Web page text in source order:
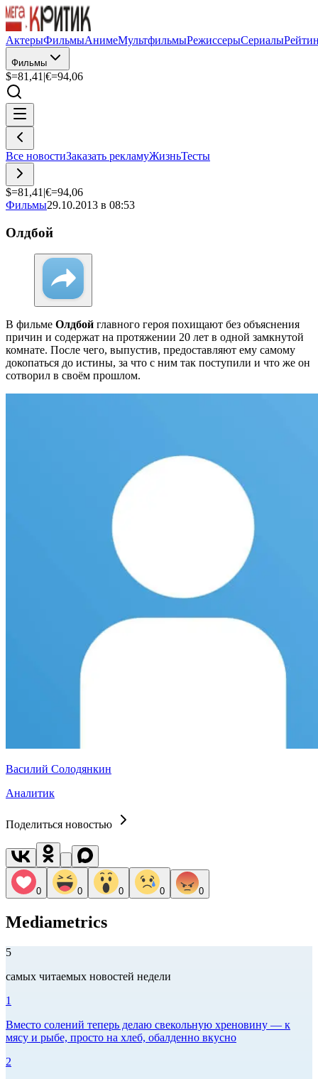
АктерыФильмыАнимеМультфильмыРежиссерыСериалы
Фильмы
$=81,41 |€=94,06
Все новостиЗаказать рекламуЖизньТесты
$=81,41 |€=94,06
Фильмы29.10.2013 в 08:53
Олдбой
В фильме Олдбой главного героя похищают без объяснения
причин и содержат на протяжении 20 лет в одной замкнутой
комнате. После чего, выпустив, предоставляют ему самому
докопаться до истины, за что с ним так поступили и что же он
сотворил в своём прошлом.
Василий Солодянкин
Аналитик
Поделиться новостью
0 0 0 0 0
Mediametrics
5
самых читаемых новостей недели
1
Вместо солений теперь делаю свекольную хреновину — к
мясу и рыбе, просто на хлеб, обалденно вкусно
2